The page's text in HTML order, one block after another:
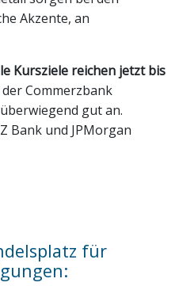
Akzente, an
Kursziele reichen jetzt bis
Commerzbank
gut an.
Bank und JPMorgan
für